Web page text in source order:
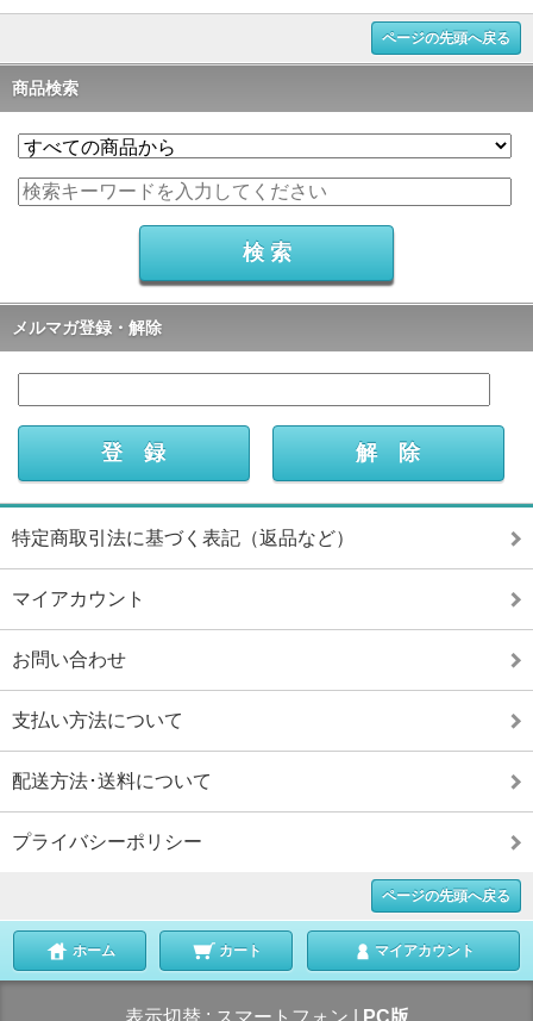
ページの先頭へ戻る
商品検索
メルマガ登録・解除
特定商取引法に基づく表記（返品など）
マイアカウント
お問い合わせ
支払い方法について
配送方法･送料について
プライバシーポリシー
ページの先頭へ戻る
ホーム カート マイアカウント
表示切替 : スマートフォン PC版